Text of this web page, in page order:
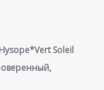
Soleil